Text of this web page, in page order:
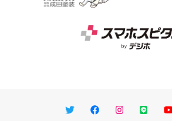
TwitterFacebookInstagram
LINE